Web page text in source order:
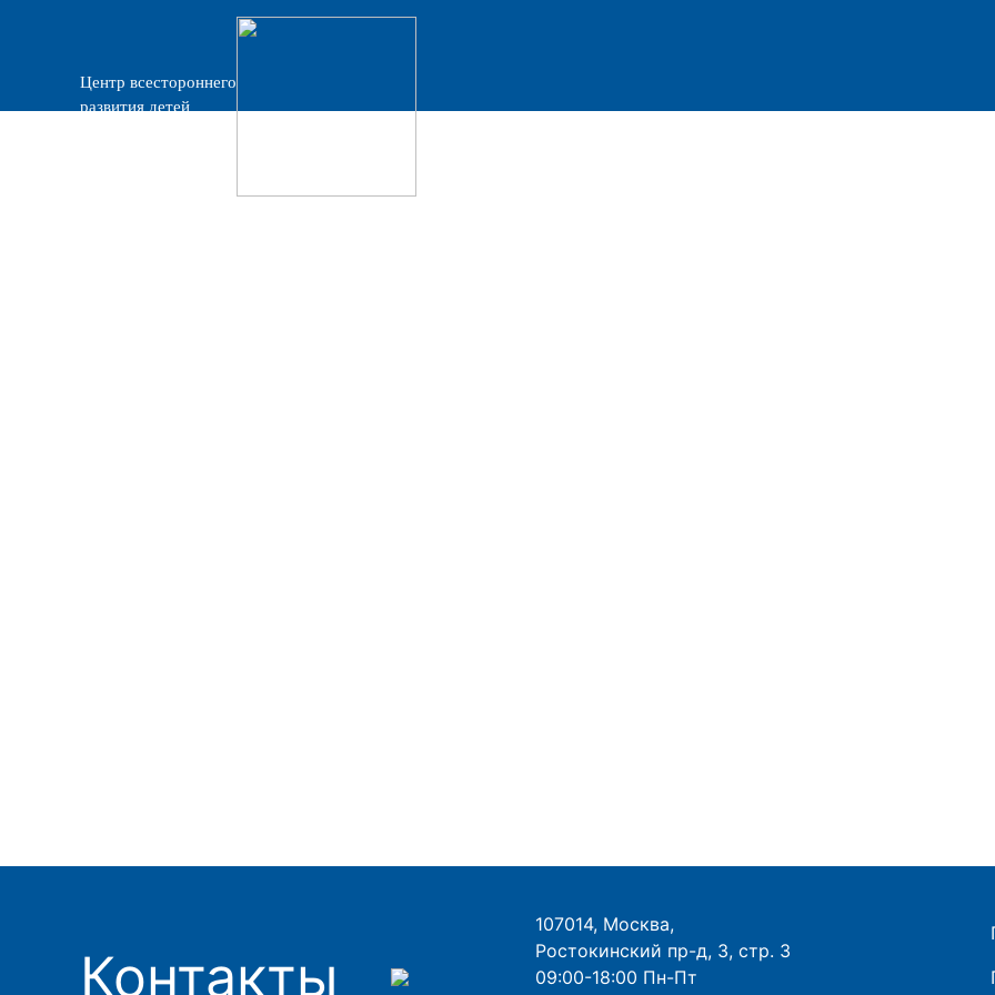
Центр всестороннего
развития детей
Контакты
107014, Москва,
Ростокинский пр-д, 3, стр. 3
09:00-18:00 Пн-Пт